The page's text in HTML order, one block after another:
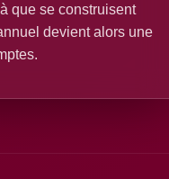
que se construisent
devient alors une